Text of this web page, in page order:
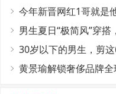
今年新晋网红1哥就是
男生夏日“极简风”穿
30岁以下的男生，剪
黄景瑜解锁奢侈品牌